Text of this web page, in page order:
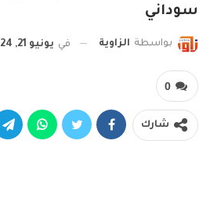
سوداني
بواسطة الزاوية في يونيو 21, 2024
0
شارك